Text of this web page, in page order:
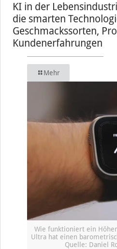
KI in der
die smarten
Geschmackssorten,
Kundenerfahrungen
Mehr
Wie funktioniert ein
Ultra hat einen
Quelle: Daniel